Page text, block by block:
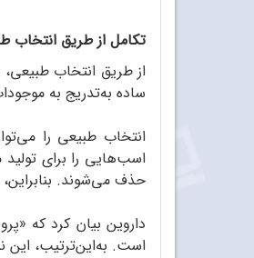
تکامل از طریق انتخاب
از طریق انتخاب
ساده به‌تدریج به
انتخاب طبیعی را
اسب‌هایی را برای
حذف می‌شوند.
داروین بیان کرد که
است. به‌این‌ترتیب، این